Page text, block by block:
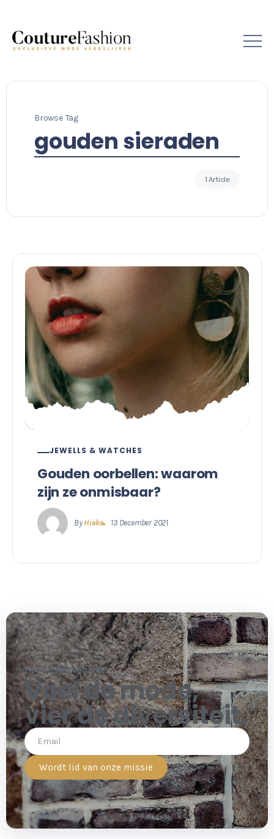
Browse Tag
gouden sieraden
1 Article
JEWELLS & WATCHES
Gouden oorbellen: waarom
zijn ze onmisbaar?
By Hieke 13 December 2021
Hoor meer van ons
Voel de mode,
vier de diversiteit.
Wordt lid van onze missie